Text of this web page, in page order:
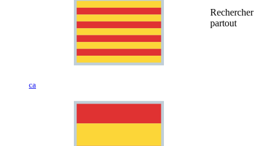
ca
Rechercher
partout